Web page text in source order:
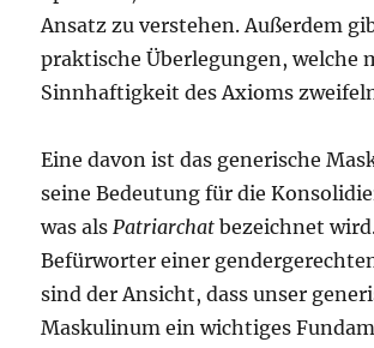
Ansatz zu verstehen. Außerdem
praktische Überlegungen, welche
Sinnhaftigkeit des Axioms
Eine davon ist das generische
seine Bedeutung für die
was alsPatriarchat bezeichnet
Befürworter einer
sind der Ansicht, dass unser
Maskulinum ein wichtiges